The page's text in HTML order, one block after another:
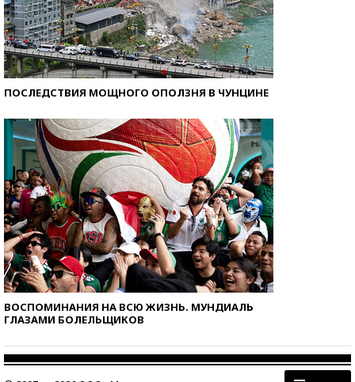
ПОСЛЕДСТВИЯ МОЩНОГО ОПОЛЗНЯ В ЧУНЦИНЕ
ВОСПОМИНАНИЯ НА ВСЮ ЖИЗНЬ. МУНДИАЛЬ
ГЛАЗАМИ БОЛЕЛЬЩИКОВ